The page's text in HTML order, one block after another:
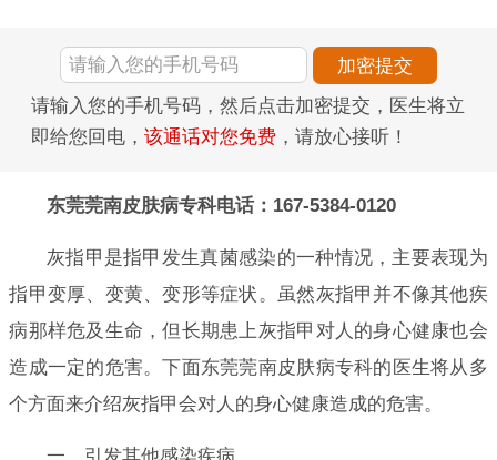
请输入您的手机号码，然后点击加密提交，医生将立
即给您回电， 该通话对您免费 ，请放心接听！
东莞莞南皮肤病专科电话：167-5384-0120
灰指甲是指甲发生真菌感染的一种情况，主要表现为
指甲变厚、变黄、变形等症状。虽然灰指甲并不像其他疾
病那样危及生命，但长期患上灰指甲对人的身心健康也会
造成一定的危害。下面东莞莞南皮肤病专科的医生将从多
个方面来介绍灰指甲会对人的身心健康造成的危害。
一、引发其他感染疾病